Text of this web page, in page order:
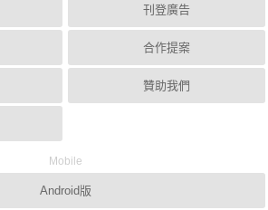
刊登廣告
合作提案
贊助我們
Mobile
Android版